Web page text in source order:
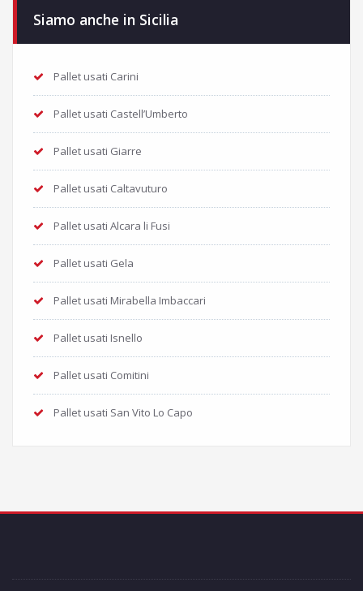
Siamo anche in Sicilia
Pallet usati Carini
Pallet usati Castell’Umberto
Pallet usati Giarre
Pallet usati Caltavuturo
Pallet usati Alcara li Fusi
Pallet usati Gela
Pallet usati Mirabella Imbaccari
Pallet usati Isnello
Pallet usati Comitini
Pallet usati San Vito Lo Capo